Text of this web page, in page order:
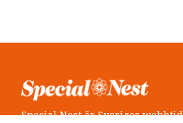
Special Nest är Sveriges